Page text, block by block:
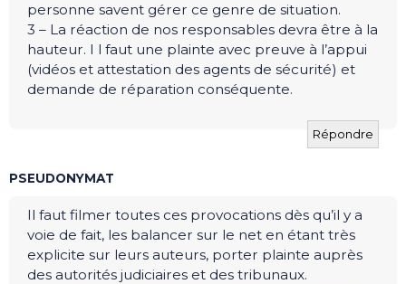
personne savent gérer ce genre de situation.
3 – La réaction de nos responsables devra être à la
hauteur. I l faut une plainte avec preuve à l’appui
(vidéos et attestation des agents de sécurité) et
demande de réparation conséquente.
Répondre
PSEUDONYMAT
Il faut filmer toutes ces provocations dès qu’il y a
voie de fait, les balancer sur le net en étant très
explicite sur leurs auteurs, porter plainte auprès
des autorités judiciaires et des tribunaux.